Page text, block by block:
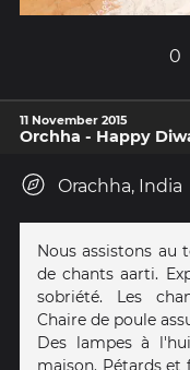
0
11 November 2015
Orchha - Happy
Orachha, India
Nous assistons au
de chants aarti.
sobriété. Les
Chaire de poule
Des lampes à
maison. Pétards et